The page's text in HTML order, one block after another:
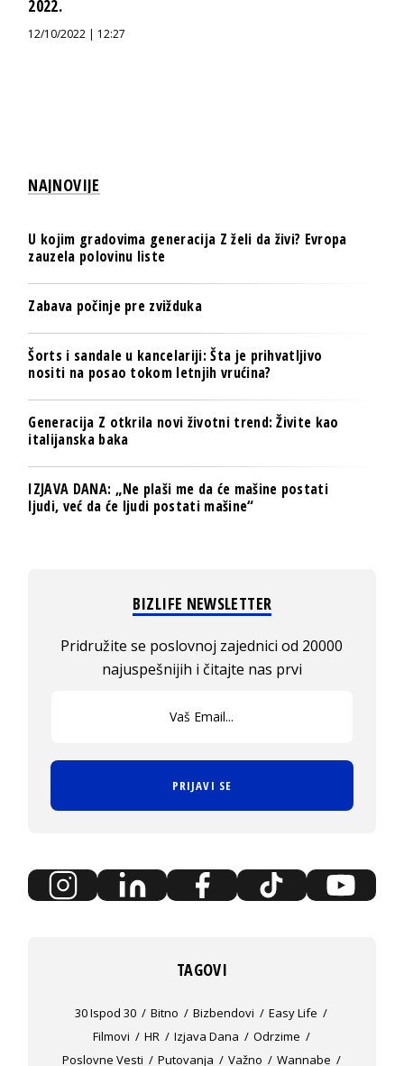
2022.
12/10/2022 | 12:27
NAJNOVIJE
U kojim gradovima generacija Z želi da živi? Evropa
zauzela polovinu liste
Zabava počinje pre zvižduka
Šorts i sandale u kancelariji: Šta je prihvatljivo
nositi na posao tokom letnjih vrućina?
Generacija Z otkrila novi životni trend: Živite kao
italijanska baka
IZJAVA DANA: „Ne plaši me da će mašine postati
ljudi, već da će ljudi postati mašine“
BIZLIFE NEWSLETTER
Pridružite se poslovnoj zajednici od 20000
najuspešnijih i čitajte nas prvi
PRIJAVI SE
TAGOVI
30 Ispod 30 Bitno Bizbendovi
Easy Life
Filmovi
HR Izjava Dana
Odrzime
Poslovne Vesti
Putovanja Važno
Wannabe